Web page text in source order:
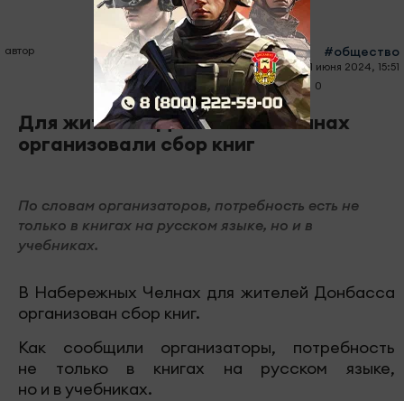
автор #общество
11 июня 2024, 15:51
692
0 0
Для жителей Донбасса в Челнах
организовали сбор книг
По словам организаторов, потребность есть не
только в книгах на русском языке, но и в
учебниках.
В Набережных Челнах для жителей Донбасса
организован сбор книг.
Как сообщили организаторы, потребность
не только в книгах на русском языке,
но и в учебниках.